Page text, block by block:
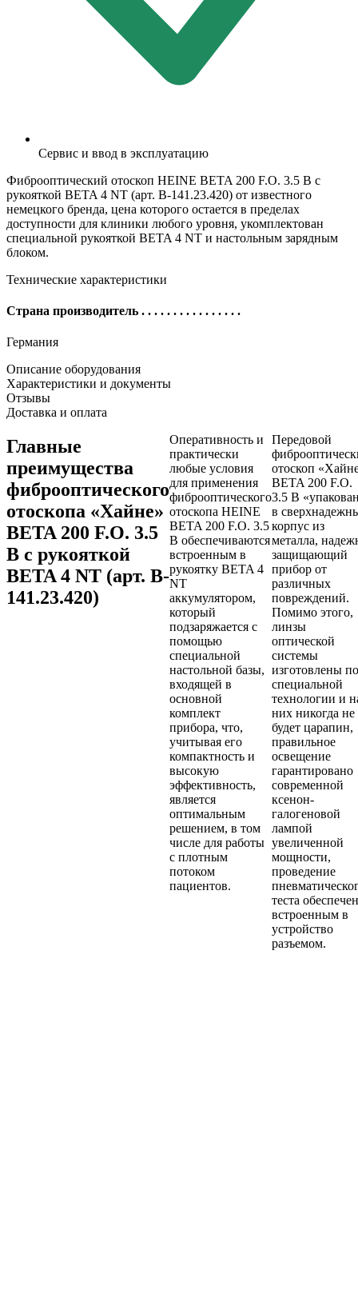
Сервис и ввод в эксплуатацию
Фиброоптический отоскоп HEINE BETA 200 F.O. 3.5 В с
рукояткой BETA 4 NT (арт. B-141.23.420) от известного
немецкого бренда, цена которого остается в пределах
доступности для клиники любого уровня, укомплектован
специальной рукояткой BETA 4 NT и настольным зарядным
блоком.
Технические характеристики
Страна производитель . . . . . . . . . . . . . . . .
Германия
Описание оборудования
Характеристики и документы
Отзывы
Доставка и оплата
Главные
преимущества
фиброоптического
отоскопа «Хайне»
BETA 200 F.O. 3.5
В с рукояткой
BETA 4 NT (арт. B-
141.23.420)
Оперативность и
практически
любые условия
для применения
фиброоптического
отоскопа HEINE
BETA 200 F.O. 3.5
В обеспечиваются
встроенным в
рукоятку BETA 4
NT
аккумулятором,
который
подзаряжается с
помощью
специальной
настольной базы,
входящей в
основной
комплект
прибора, что,
учитывая его
компактность и
высокую
эффективность,
является
оптимальным
решением, в том
числе для работы
с плотным
потоком
пациентов.
Передовой
отоскоп
BETA 200 F.O.
3.5 В
в
корпус из
металла,
защищающий
прибор от
различных
повреждений.
Помимо этого,
линзы
оптической
системы
изготовлены по
специальной
технологии и
них никогда не
будет царапин,
правильное
освещение
гарантировано
современной
ксенон-
галогеновой
лампой
увеличенной
мощности,
проведение
теста
встроенным в
устройство
разъемом.